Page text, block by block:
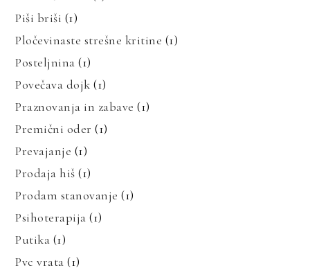
Piši briši (1)
Pločevinaste strešne kritine (1)
Posteljnina (1)
Povečava dojk (1)
Praznovanja in zabave (1)
Premični oder (1)
Prevajanje (1)
Prodaja hiš (1)
Prodam stanovanje (1)
Psihoterapija (1)
Putika (1)
Pvc vrata (1)